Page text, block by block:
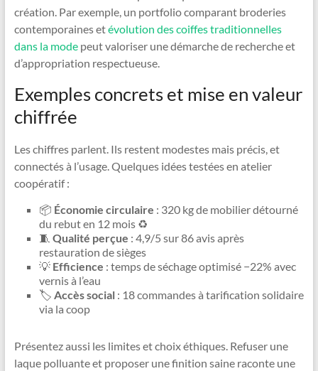
création. Par exemple, un portfolio comparant broderies
contemporaines etévolution des coiffes traditionnelles
dans la modepeut valoriser une démarche de recherche et
d’appropriation respectueuse.
Exemples concrets et mise en valeur
chiffrée
Les chiffres parlent. Ils restent modestes mais précis, et
connectés à l’usage. Quelques idées testées en atelier
coopératif :
📦 Économie circulaire : 320 kg de mobilier détourné
du rebut en 12 mois ♻️
🧵 Qualité perçue : 4,9/5 sur 86 avis après
restauration de sièges
💡 Efficience : temps de séchage optimisé −22% avec
vernis à l’eau
🏷️ Accès social: 18 commandes à tarification solidaire
via la coop
Présentez aussi les limites et choix éthiques. Refuser une
laque polluante et proposer une finition saine raconte une